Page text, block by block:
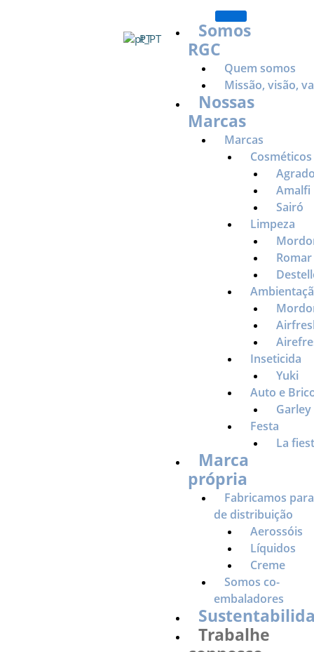
PT
Somos
RGC
Quem somos
Missão, visão,
Nossas
Marcas
Marcas
Amalfi
Sairó
Limpeza
Romar
Inseticida
Yuki
Auto e
Garley
Festa
La
Marca
própria
Fabricamos
de distribuição
Aerossóis
Líquidos
Creme
Somos co-
embaladores
Trabalhe